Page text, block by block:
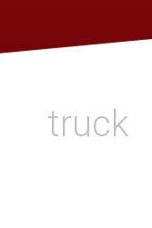
truck